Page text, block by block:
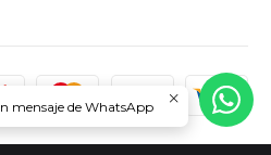
mensaje de WhatsApp